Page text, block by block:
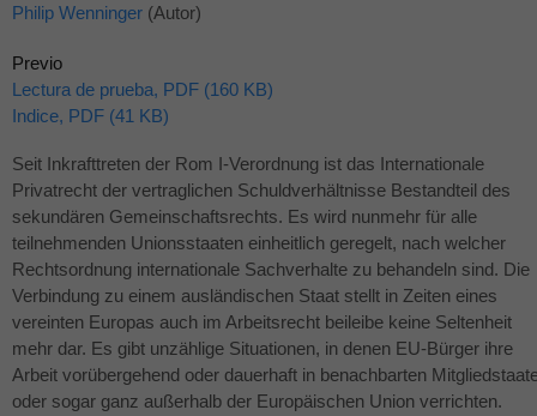
Philip Wenninger (Autor)
Previo
Lectura de prueba, PDF (160 KB)
Indice, PDF (41 KB)
Seit Inkrafttreten der Rom I-Verordnung ist das Internationale
Privatrecht der vertraglichen Schuldverhältnisse Bestandteil des
sekundären Gemeinschaftsrechts. Es wird nunmehr für alle
teilnehmenden Unionsstaaten einheitlich geregelt, nach welcher
Rechtsordnung internationale Sachverhalte zu behandeln sind. Die
Verbindung zu einem ausländischen Staat stellt in Zeiten eines
vereinten Europas auch im Arbeitsrecht beileibe keine Seltenheit
mehr dar. Es gibt unzählige Situationen, in denen EU-Bürger ihre
Arbeit vorübergehend oder dauerhaft in benachbarten
oder sogar ganz außerhalb der Europäischen Union verrichten.